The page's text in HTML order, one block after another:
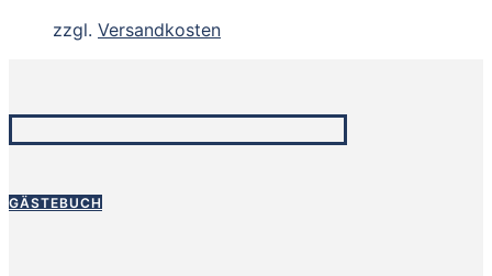
zzgl. Versandkosten
GÄSTEBUCH